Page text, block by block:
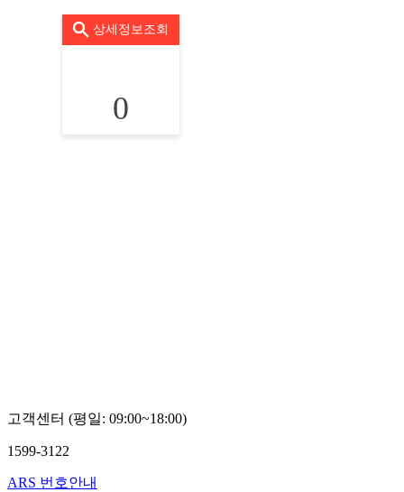
상세정보조회
0
고객센터 (평일: 09:00~18:00)
1599-3122
ARS 번호안내